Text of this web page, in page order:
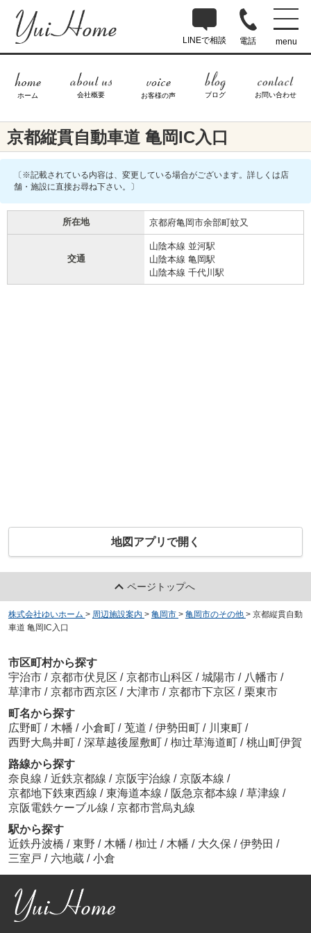
LINEで相談 電話 menu
ホーム 会社概要 お客様の声 ブログ お問い合わせ
京都縦貫自動車道 亀岡IC入口
〔※記載されている内容は、変更している場合がございます。詳しくは店
舗・施設に直接お尋ね下さい。〕
所在地 京都府亀岡市余部町蚊又
交通
山陰本線 並河駅
山陰本線 亀岡駅
山陰本線 千代川駅
地図アプリで開く
ページトップへ
株式会社ゆいホーム > 周辺施設案内 > 亀岡市 > 亀岡市のその他 > 京都縦貫自動
車道 亀岡IC入口
市区町村から探す
宇治市 / 京都市伏見区 / 京都市山科区 / 城陽市 / 八幡市 /
草津市 / 京都市西京区 / 大津市 / 京都市下京区 / 栗東市
町名から探す
広野町 / 木幡 / 小倉町 / 莵道 / 伊勢田町 / 川東町 /
西野大鳥井町 / 深草越後屋敷町 / 椥辻草海道町 / 桃山町伊賀
路線から探す
奈良線 / 近鉄京都線 / 京阪宇治線 / 京阪本線 /
京都地下鉄東西線 / 東海道本線 / 阪急京都本線 / 草津線 /
京阪電鉄ケーブル線 / 京都市営烏丸線
駅から探す
近鉄丹波橋 / 東野 / 木幡 / 椥辻 / 木幡 / 大久保 / 伊勢田 /
三室戸 / 六地蔵 / 小倉